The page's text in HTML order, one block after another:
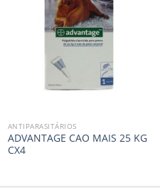
ANTIPARASITÁRIOS
ADVANTAGE CAO MAIS 25 KG
CX4